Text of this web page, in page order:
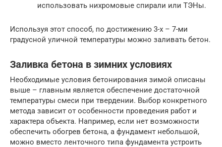
использовать нихромовые спирали или ТЭНы.
Используя этот способ, по достижению 3-х – 7-ми
градусной уличной температуры можно заливать бетон.
Заливка бетона в зимних условиях
Необходимые условия бетонирования зимой описаны
выше – главным является обеспечение достаточной
температуры смеси при твердении. Выбор конкретного
метода зависит от особенности проведения работ и
характера объекта. Например, если нет возможности
обеспечить обогрев бетона, а фундамент небольшой,
можно вместо ленточного типа фундамента устроить